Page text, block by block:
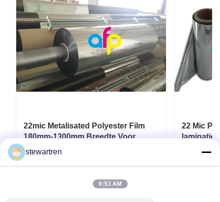
22mic Metalisated Polyester Film
180mm-1300mm Breedte Voor
papier / karton
22 Mic
laminatie
SGS-
stewartren
6:53 AM